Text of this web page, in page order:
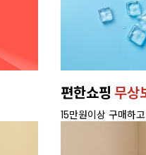
새벽배송
배달 가능 지